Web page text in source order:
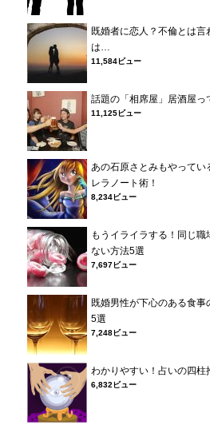
既婚者に恋人？不倫とは言
は…
11,584ビュー
話題の「相席屋」居酒屋っ
11,125ビュー
あの石原さとみもやって
レラノート術！
8,234ビュー
もうイライラする！同じ
ない方法5選
7,697ビュー
既婚男性が下心のある食事
5選
7,248ビュー
わかりやすい！占いの四
6,832ビュー